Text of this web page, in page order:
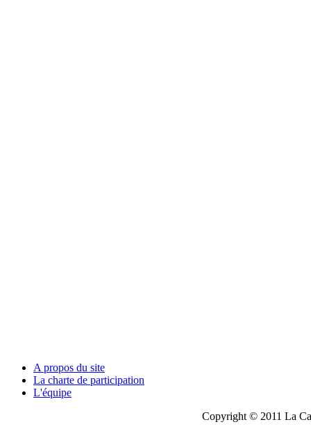
A propos du site
La charte de participation
L'équipe
Copyright © 2011 La